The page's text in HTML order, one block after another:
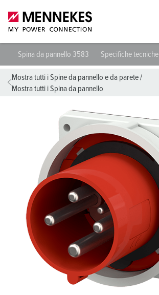
Spina da pannello 3583 Specifiche tecniche
Mostra tutti i Spine da pannello e da parete/
Mostra tutti i Spina da pannello